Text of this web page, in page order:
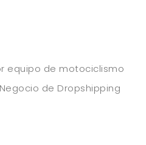
equipo de motociclismo
de Dropshipping